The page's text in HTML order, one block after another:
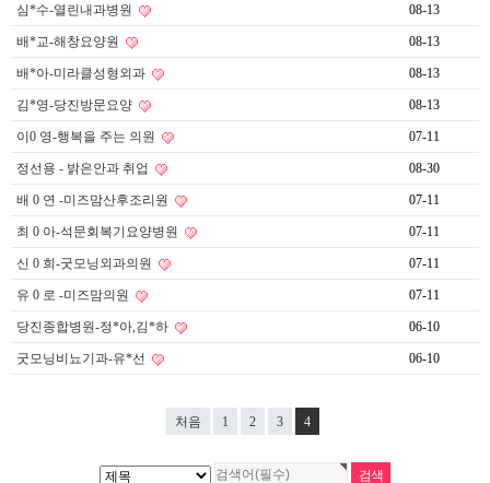
심*수-열린내과병원 08-13
배*교-해창요양원 08-13
배*아-미라클성형외과 08-13
김*영-당진방문요양 08-13
이0 영-행복을 주는 의원 07-11
정선용 - 밝은안과 취업 08-30
배 0 연 -미즈맘산후조리원 07-11
최 0 아-석문회복기요양병원 07-11
신 0 희-굿모닝외과의원 07-11
유 0 로 -미즈맘의원 07-11
당진종합병원-정*아,김*하 06-10
굿모닝비뇨기과-유*선 06-10
처음 1 2 3 4